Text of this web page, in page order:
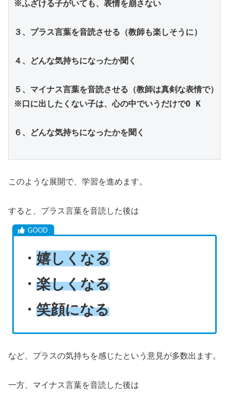
※ふざける子がいても、表情を崩さない
３、プラス言葉を音読させる（教師も楽しそうに）
４、どんな気持ちになったか聞く
５、マイナス言葉を音読させる（教師は真剣な表情で）
※口に出したくない子は、心の中でいうだけでO K
６、どんな気持ちになったかを聞く
このような展開で、学習を進めます。
すると、プラス言葉を音読した後は
・ 嬉しくなる
・楽しくなる
・笑顔になる
など、プラスの気持ちを感じたという意見が多数出ます。
一方、マイナス言葉を音読した後は